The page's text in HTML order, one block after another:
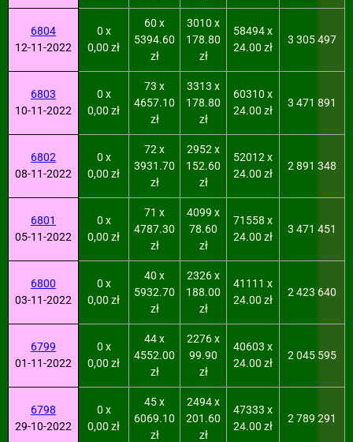
6804
12-11-2022
0 x
0,00 zł
60 x
5394.60
zł
3010 x
178.80
zł
58494 x
24.00 zł
3 305 497
6803
10-11-2022
0 x
0,00 zł
73 x
4657.10
zł
3313 x
178.80
zł
60310 x
24.00 zł
3 471 891
6802
08-11-2022
0 x
0,00 zł
72 x
3931.70
zł
2952 x
152.60
zł
52012 x
24.00 zł
2 891 348
6801
05-11-2022
0 x
0,00 zł
71 x
4787.30
zł
4099 x
78.60
zł
71558 x
24.00 zł
3 471 451
6800
03-11-2022
0 x
0,00 zł
40 x
5932.70
zł
2326 x
188.00
zł
41111 x
24.00 zł
2 423 640
6799
01-11-2022
0 x
0,00 zł
44 x
4552.00
zł
2276 x
99.90
zł
40603 x
24.00 zł
2 045 595
6798
29-10-2022
0 x
0,00 zł
45 x
6069.10
zł
2494 x
201.60
zł
47333 x
24.00 zł
2 789 291